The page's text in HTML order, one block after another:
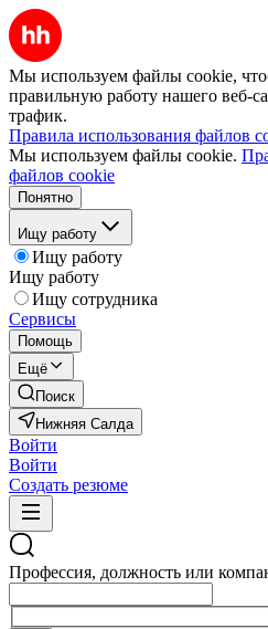
Мы используем файлы cookie,
правильную работу нашего веб-
трафик.
Правила использования файлов
Мы используем файлы cookie.
файлов cookie
Понятно
Ищу работу
Ищу работу
Ищу работу
Ищу сотрудника
Сервисы
Помощь
Ещё
Поиск
Нижняя Салда
Войти
Войти
Создать резюме
Профессия, должность или